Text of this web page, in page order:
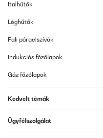
recommande cet article qui
Fordítsd le
Meine Begeisterung fängt
an ; seltenst eine so gute
mit Buchstaben
mehr schief gehen kann.
Italhűtők
Léghűtők
Fali páraelszívók
Indukciós főzőlapok
Gáz főzőlapok
Kedvelt témák
Ügyfélszolgálat